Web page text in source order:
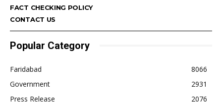
FACT CHECKING POLICY
CONTACT US
Popular Category
Faridabad
8066
Government
2931
Press Release
2076